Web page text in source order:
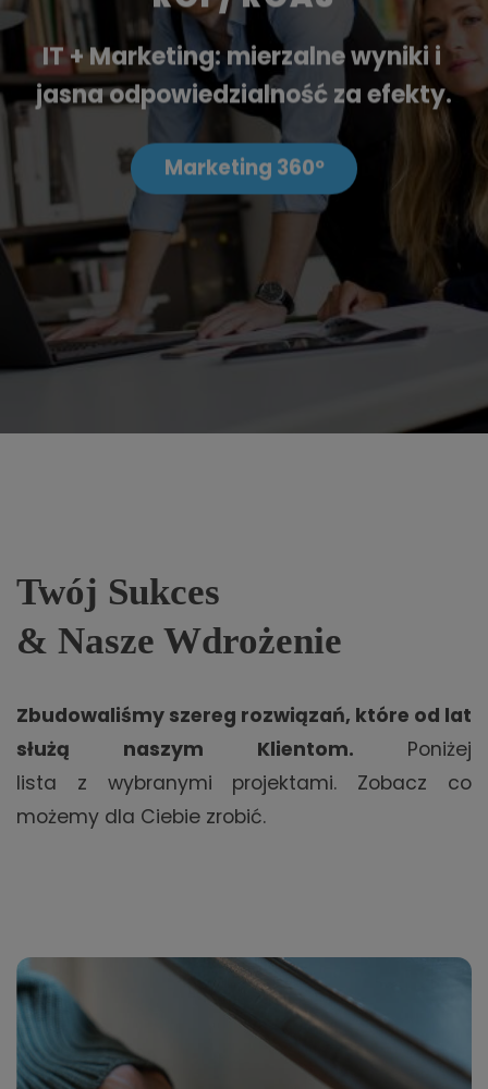
IT + Marketing: mierzalne wyniki i
jasna odpowiedzialność za efekty.
Marketing 360º
Twój Sukces
& Nasze Wdrożenie
Zbudowaliśmy szereg rozwiązań, które od lat
służą naszym Klientom. Poniżej
lista z
wybranymi projektami. Zobacz co
możemy dla Ciebie zrobić.